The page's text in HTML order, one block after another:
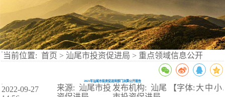
当前位置: 首页 > 汕尾市投资促进局 > 重点领域信息公开
2021年汕尾市投资促进局部门决算公开报告
2022-09-27
来源: 汕尾市投 发布机构: 汕尾
【字体: 大 中小